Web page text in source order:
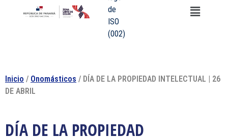
Inicio / Onomásticos / DÍA DE LA PROPIEDAD INTELECTUAL | 26
DE ABRIL
DÍA DE LA PROPIEDAD